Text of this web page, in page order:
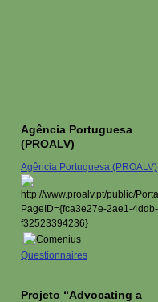
Agência Portuguesa
(PROALV)
Agência Portuguesa (PROALV)
.
Questionnaires
Projeto “Advocating a